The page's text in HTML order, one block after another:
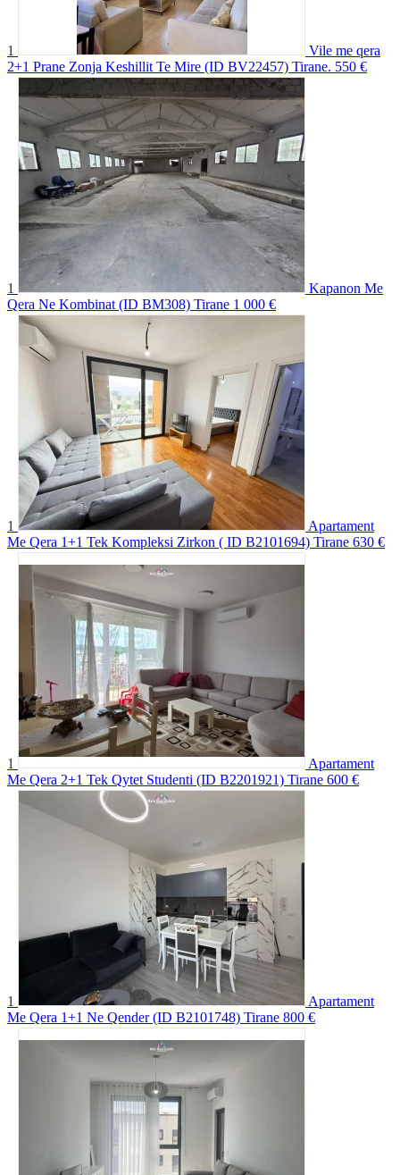
1
Vile me qera
2+1 Prane Zonja Keshillit Te Mire (ID BV22457) Tirane. 550 €
1
Kapanon Me
Qera Ne Kombinat (ID BM308) Tirane 1 000 €
1
Apartament
Me Qera 1+1 Tek Kompleksi Zirkon ( ID B2101694) Tirane 630 €
1
Apartament
Me Qera 2+1 Tek Qytet Studenti (ID B2201921) Tirane 600 €
1
Apartament
Me Qera 1+1 Ne Qender (ID B2101748) Tirane 800 €